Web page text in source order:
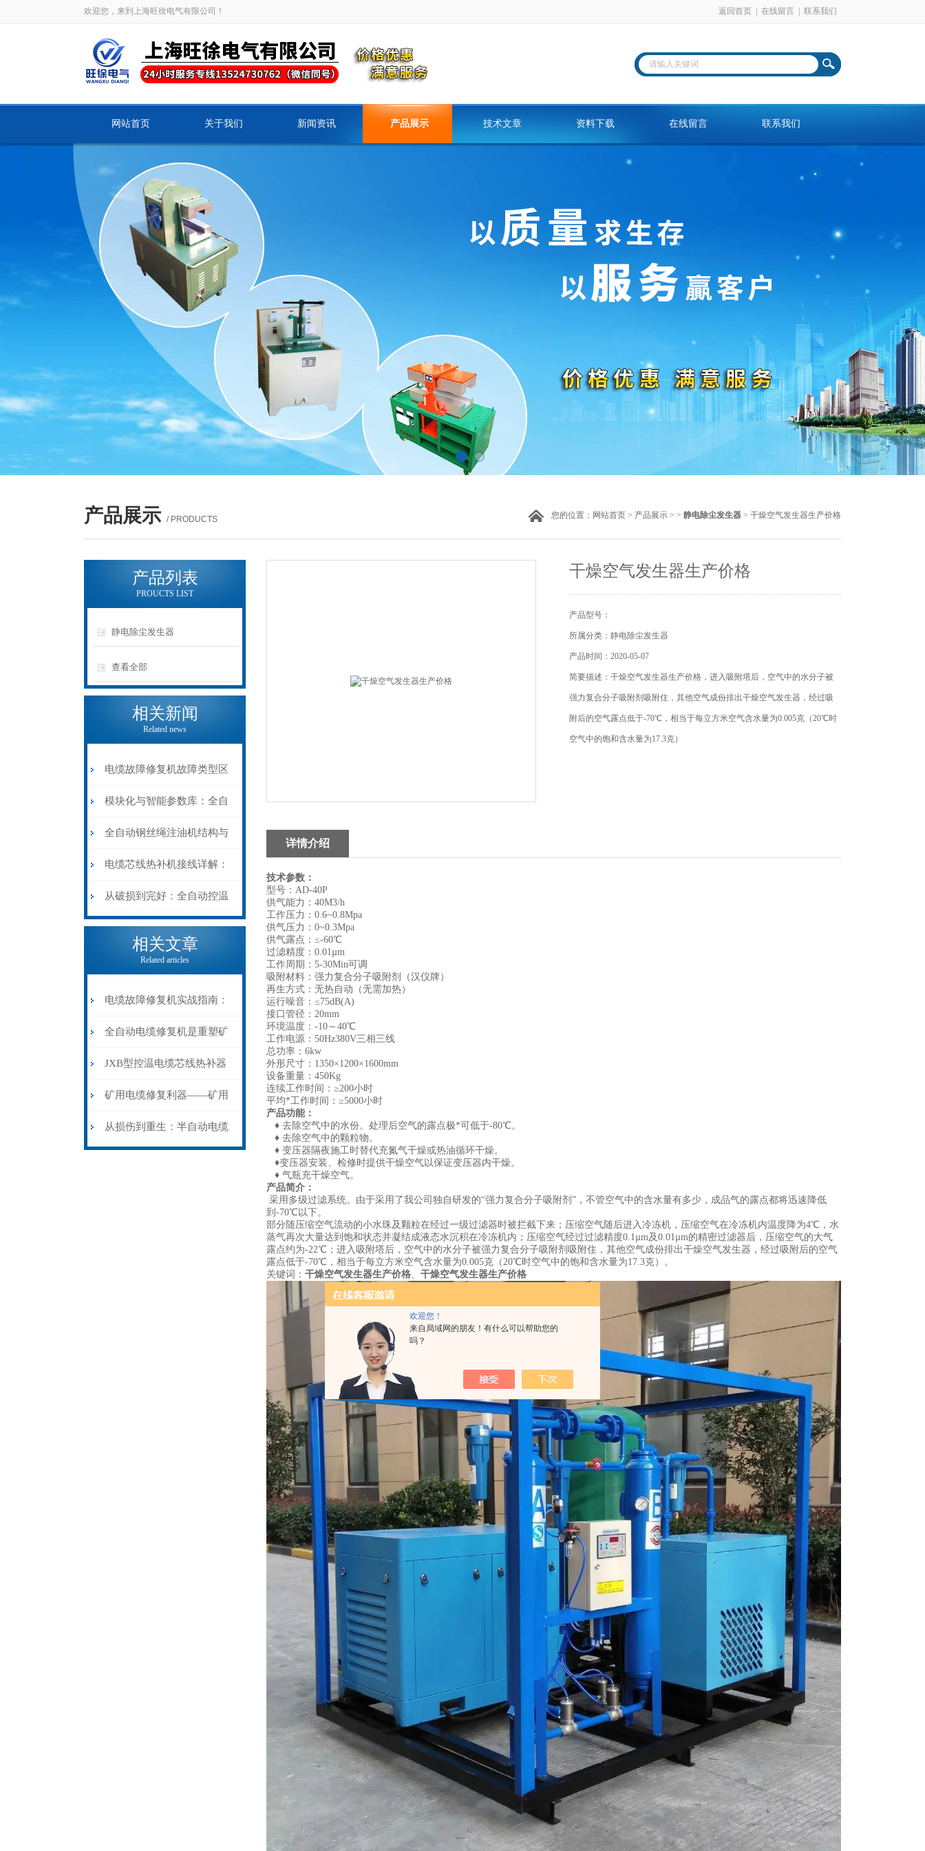
欢迎您！
来自局域网的朋友！有什么可以帮助您的
吗？
欢迎您，来到上海旺徐电气有限公司！ 返回首页 在线留言 联系我们
网站首页 关于我们 新闻资讯 产品展示 技术文章 资料下载 在线留言 联系我们
产品展示 / PRODUCTS 您的位置： 网站首页 > 产品展示 > > 静电除尘发生器 > 干燥空气发生器生产价格
产品列表
PROUCTS LIST
静电除尘发生器
查看全部
相关新闻
Related news
电缆故障修复机故障类型区
分指南：从“绝缘电
阻”到“波形特征”的精准诊
断逻辑
模块化与智能参数库：全自
动电缆修复机的快速换型逻
辑
全自动钢丝绳注油机结构与
工作原理：揭秘高效润滑的
机械密码
电缆芯线热补机接线详解：
从入门到精通
从破损到完好：全自动控温
电缆热补机的核心价值
相关文章
Related articles
电缆故障修复机实战指南：
从“盲测”到“精确定点”的三
步作业法
全自动电缆修复机是重塑矿
山电力动脉的“智能外科医
生”
JXB型控温电缆芯线热补器
安装与接线：精准修复的工
艺基石
矿用电缆修复利器——矿用
电缆热补机智能控温，安全
从损伤到重生：半自动电缆
干燥空气发生器生产价格
产品型号：
所属分类：静电除尘发生器
产品时间：2020-05-07
简要描述：干燥空气发生器生产价格，进入吸附塔后，空气中的水分子被
强力复合分子吸附剂吸附住，其他空气成份排出干燥空气发生器，经过吸
附后的空气露点低于-70℃，相当于每立方米空气含水量为0.005克（20℃时
空气中的饱和含水量为17.3克）
详情介绍
技术参数：
型号：AD-40P
供气能力：40M3/h
工作压力：0.6~0.8Mpa
供气压力：0~0.3Mpa
供气露点：≤-60℃
过滤精度：0.01µm
工作周期：5-30Min可调
吸附材料：强力复合分子吸附剂（汉仪牌）
再生方式：无热自动（无需加热）
运行噪音：≤75dB(A)
接口管径：20mm
环境温度：-10～40℃
工作电源：50Hz380V三相三线
总功率：6kw
外形尺寸：1350×1200×1600mm
设备重量：450Kg
连续工作时间：≥200小时
平均*工作时间：≥5000小时
产品功能：
♦ 去除空气中的水份。处理后空气的露点极*可低于-80℃。
♦ 去除空气中的颗粒物。
♦ 变压器隔夜施工时替代充氮气干燥或热油循环干燥。
♦变压器安装、检修时提供干燥空气以保证变压器内干燥。
♦ 气瓶充干燥空气。
产品简介：
采用多级过滤系统。由于采用了我公司独自研发的“强力复合分子吸附剂”，不管空气中的含水量有多少，成品气的露点都将迅速降低
到-70℃以下。
部分随压缩空气流动的小水珠及颗粒在经过一级过滤器时被拦截下来；压缩空气随后进入冷冻机，压缩空气在冷冻机内温度降为4℃，水
蒸气再次大量达到饱和状态并凝结成液态水沉积在冷冻机内；压缩空气经过过滤精度0.1µm及0.01µm的精密过滤器后，压缩空气的大气
露点约为-22℃；进入吸附塔后，空气中的水分子被强力复合分子吸附剂吸附住，其他空气成份排出干燥空气发生器，经过吸附后的空气
露点低于-70℃，相当于每立方米空气含水量为0.005克（20℃时空气中的饱和含水量为17.3克）。
关键词： 干燥空气发生器生产价格、 干燥空气发生器生产价格